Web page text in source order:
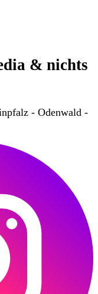
& nichts
- Odenwald -